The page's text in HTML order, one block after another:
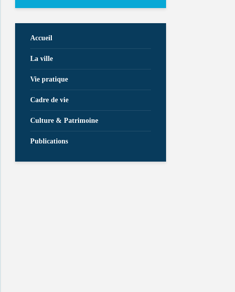
Accueil
La ville
Vie pratique
Cadre de vie
Culture & Patrimoine
Publications